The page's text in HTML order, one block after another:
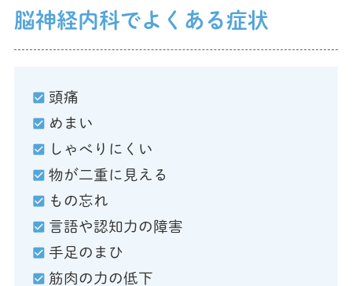
脳神経内科でよくある症状
頭痛
めまい
しゃべりにくい
物が二重に見える
もの忘れ
言語や認知力の障害
手足のまひ
筋肉の力の低下